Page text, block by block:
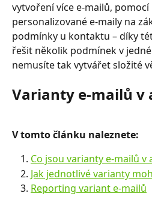
vytvoření více e-mailů,
personalizované e-maily na
podmínky u kontaktu – díky
řešit několik podmínek v
nemusíte tak vytvářet složité
Varianty e-mailů v
V tomto článku naleznete:
Co jsou varianty e-mailů v
Jak jednotlivé varianty
Reporting variant e-mailů